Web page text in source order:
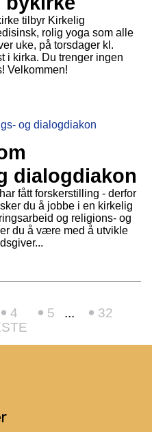
tilbyr Kirkelig
rolig yoga som alle
uke, på torsdager kl.
i kirka. Du trenger ingen
Velkommen!
dialogdiakon
fått forskerstilling - derfor
du å jobbe i en kirkelig
og religions- og
du å være med å utvikle
4 5 ...
32